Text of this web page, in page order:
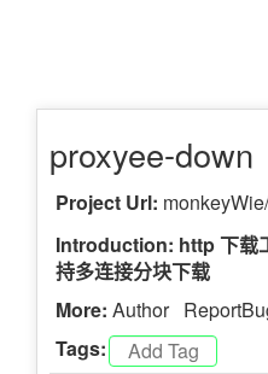
proxyee-down
Project Url:
Introduction: http 下载
持多连接分块下载
More: Author
Tags: